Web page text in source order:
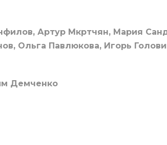
Артур Мкртчян, Мария
Ольга Павлюкова, Игорь
Демченко